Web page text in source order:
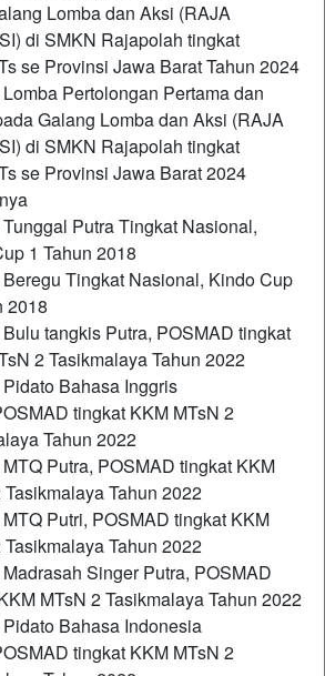
Lomba dan Aksi (RAJA
di SMKN Rajapolah tingkat
se Provinsi Jawa Barat Tahun 2024
Pertolongan Pertama dan
Galang Lomba dan Aksi (RAJA
di SMKN Rajapolah tingkat
se Provinsi Jawa Barat 2024
Putra Tingkat Nasional,
1 Tahun 2018
Tingkat Nasional, Kindo Cup
2018
tangkis Putra, POSMAD tingkat
2 Tasikmalaya Tahun 2022
Bahasa Inggris
tingkat KKM MTsN 2
Tahun 2022
Putra, POSMAD tingkat KKM
Tasikmalaya Tahun 2022
Putri, POSMAD tingkat KKM
Tasikmalaya Tahun 2022
Singer Putra, POSMAD
MTsN 2 Tasikmalaya Tahun 2022
Bahasa Indonesia
tingkat KKM MTsN 2